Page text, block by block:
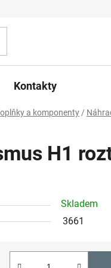
Kontakty
a komponenty /
H1
Skladem
3661